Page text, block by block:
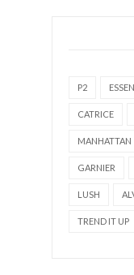
P2
CATRICE
MANHATTAN
GARNIER
LUSH
TREND IT UP